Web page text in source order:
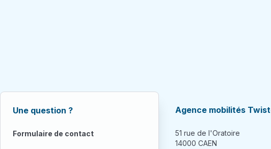
Une question ? Agence mobilités Twisto